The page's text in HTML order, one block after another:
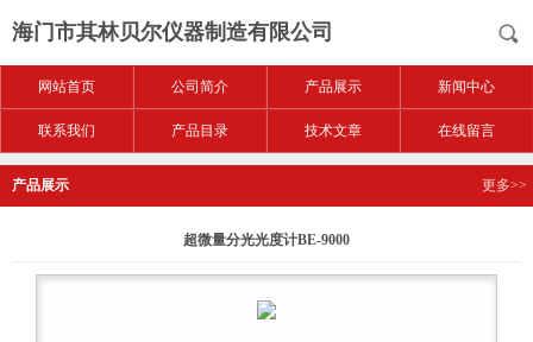
海门市其林贝尔仪器制造有限公司
网站首页 公司简介 产品展示 新闻中心
联系我们 产品目录 技术文章 在线留言
产品展示 更多>>
超微量分光光度计BE-9000